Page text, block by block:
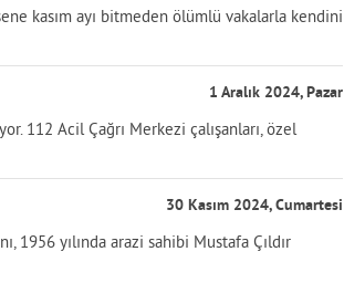
kasım ayı bitmeden ölümlü vakalarla kendini
1 Aralık 2024, Pazar
112 Acil Çağrı Merkezi çalışanları, özel
30 Kasım 2024, Cumartesi
1956 yılında arazi sahibi Mustafa Çıldır